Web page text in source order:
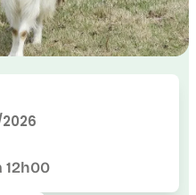
12h00